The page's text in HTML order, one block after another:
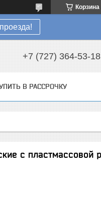
Корзина
+7 (727) 364-53-18
В РАССРОЧКУ
с пластмассовой